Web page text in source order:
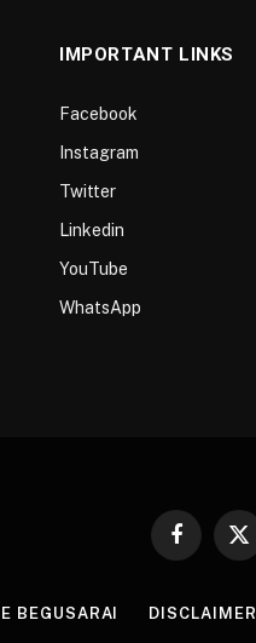
IMPORTANT LINKS
Facebook
Instagram
Twitter
Linkedin
YouTube
WhatsApp
Facebook
X
BEGUSARAI DISCLAIMER